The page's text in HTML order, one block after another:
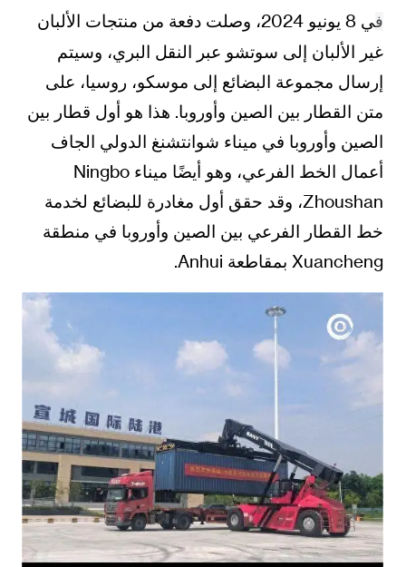
ف
ي 8 يونيو 2024، وصلت دفعة من منتجات الألبان
غير الألبان إلى سوتشو عبر النقل البري، وسيتم
إرسال مجموعة البضائع إلى موسكو، روسيا، على
متن القطار بين الصين وأوروبا. هذا هو أول قطار بين
الصين وأوروبا في ميناء شوانتشنغ الدولي الجاف
أعمال الخط الفرعي، وهو أيضًا ميناء Ningbo
Zhoushan، وقد حقق أول مغادرة للبضائع لخدمة
خط القطار الفرعي بين الصين وأوروبا في منطقة
Xuancheng بمقاطعة Anhui.